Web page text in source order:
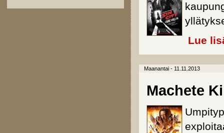
Lue
Maanantai - 11.11.2013
Machete